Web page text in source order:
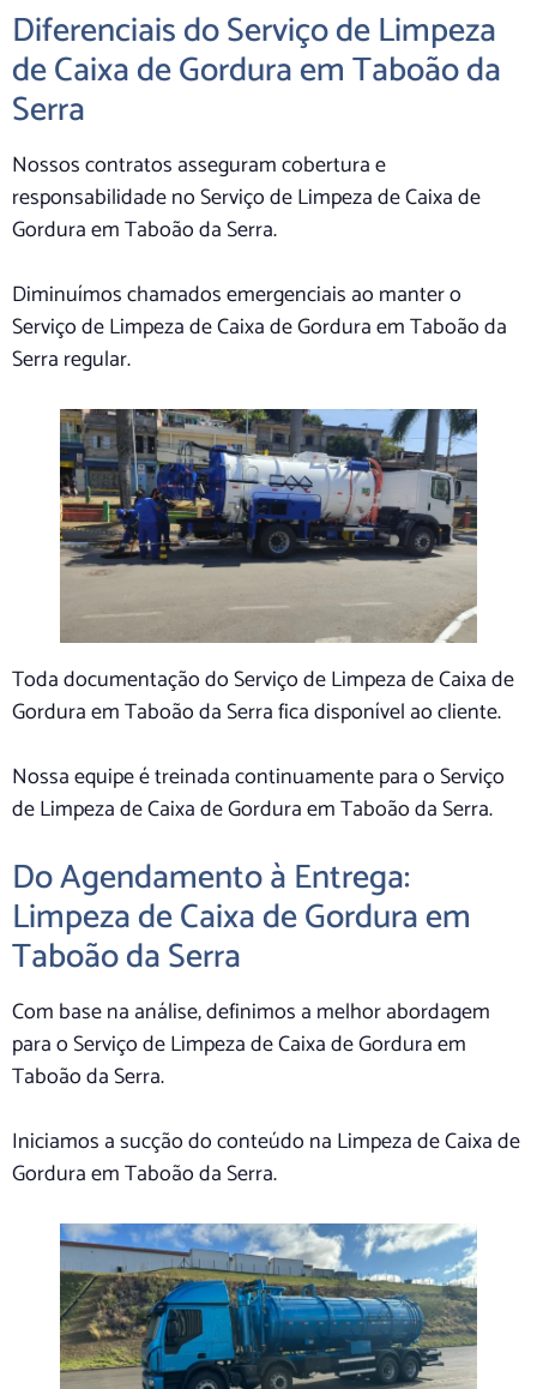
Diferenciais do Serviço de Limpeza
de Caixa de Gordura em Taboão da
Serra
Nossos contratos asseguram cobertura e
responsabilidade no Serviço de Limpeza de Caixa de
Gordura em Taboão da Serra.
Diminuímos chamados emergenciais ao manter o
Serviço de Limpeza de Caixa de Gordura em Taboão da
Serra regular.
Toda documentação do Serviço de Limpeza de Caixa de
Gordura em Taboão da Serra fica disponível ao cliente.
Nossa equipe é treinada continuamente para o Serviço
de Limpeza de Caixa de Gordura em Taboão da Serra.
Do Agendamento à Entrega:
Limpeza de Caixa de Gordura em
Taboão da Serra
Com base na análise, definimos a melhor abordagem
para o Serviço de Limpeza de Caixa de Gordura em
Taboão da Serra.
Iniciamos a sucção do conteúdo na Limpeza de Caixa de
Gordura em Taboão da Serra.